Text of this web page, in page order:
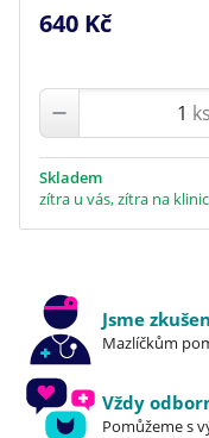
640 Kč
ks
Skladem
zítra u vás, zítra na
Jsme
Mazlíčkům
Vždy
Pomůžeme s